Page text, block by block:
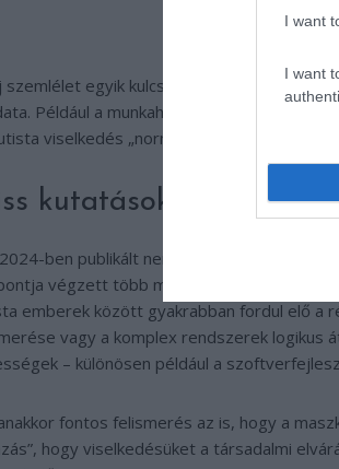
I want
I want
szemlélet egyik kulcsa: az alkalmazkodást
Például a munkahelyeken vagy az
viselkedés „normalizálására”, hanem
kutatások –
ben publikált nemzetközi
végzett több mint 300 autista és
emberek között gyakrabban fordul elő a
vagy a komplex rendszerek logikus
– különösen például a
fontos felismerés az is, hogy a
hogy viselkedésüket a társadalmi